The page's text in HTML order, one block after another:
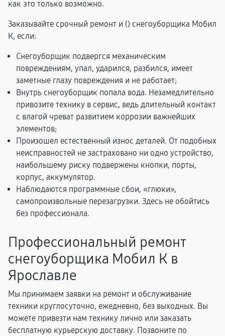
как это только возможно.
Заказывайте срочный ремонт и () снегоуборщика Мобил
К, если:
Снегоуборщик подвергся механическим
повреждениям, упал, ударился, разбился, имеет
заметные глазу повреждения и не работает;
Внутрь снегоуборщик попала вода. Незамедлительно
привозите технику в сервис, ведь длительный контакт
с влагой чреват развитием коррозии важнейших
элементов;
Произошел естественный износ деталей. От подобных
неисправностей не застраховано ни одно устройство,
наибольшему риску подвержены кнопки, порты,
корпус, аккумулятор.
Наблюдаются программные сбои, «глюки»,
самопроизвольные перезагрузки. Здесь не обойтись
без профессионала.
Профессиональный ремонт
снегоуборщика Мобил К в
Ярославле
Мы принимаем заявки на ремонт и обслуживание
техники круглосуточно, ежедневно, без выходных. Вы
можете привезти нам технику лично или заказать
бесплатную курьерскую доставку. Позвоните по